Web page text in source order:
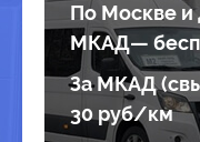
По Москве и
МКАД—
За МКАД
30 руб/км